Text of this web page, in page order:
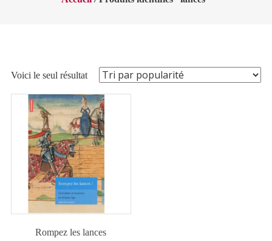
Voici le seul résultat
Rompez les lances